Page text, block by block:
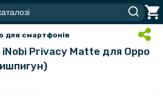
для смартфонів
iNobi Privacy Matte для Oppo